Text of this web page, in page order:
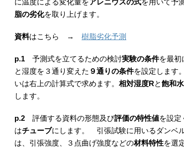
に温度による変化量をアレニウスの式を用いて予
脂の劣化を取り上げます。
資料はこちら → 樹脂劣化予測
p.1 予測式を立てるための検討実験の条件を最初
と湿度を３通り変えた ９通りの条件を設定します
いは右上の計算式で求めます。 相対湿度Rと飽和
します。
p.2 評価する資料の形態及び評価の特性値を設定
はチューブにします。 引張試験に用いるダンベ
は、引張強度、３点曲げ強度などの材料特性を選